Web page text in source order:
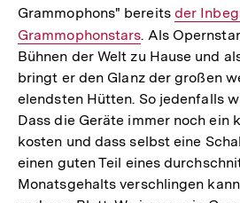
Grammophons" bereits Interner
Link:
der
Grammophonstars. Als
Bühnen der Welt zu Hause und
bringt er den Glanz der großen
elendsten Hütten. So jedenfalls
Dass die Geräte immer noch ein
kosten und dass selbst eine
einen guten Teil eines
Monatsgehalts verschlingen